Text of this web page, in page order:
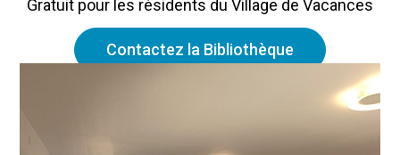
Gratuit pour les résidents du Village de Vacances
Contactez la Bibliothèque